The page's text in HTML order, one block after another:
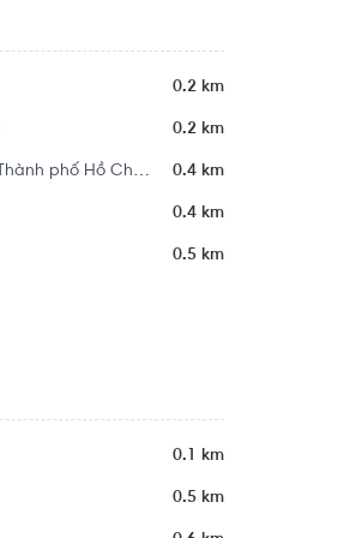
0.2 km
0.2 km
Bệnh viện Tai Mũi Họng Thành phố Hồ Chí Minh 0.4 km
0.4 km
0.5 km
0.1 km
0.5 km